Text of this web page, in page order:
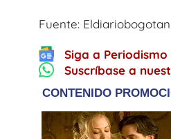
Fuente:
Siga a
Suscríbase a